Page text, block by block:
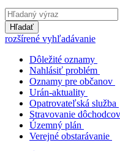
Hľadať
rozšírené vyhľadávanie
Dôležité oznamy
Nahlásiť problém
Oznamy pre občanov
Urán-aktuality
Opatrovateľská služba
Stravovanie dôchodcov
Územný plán
Verejné obstarávanie